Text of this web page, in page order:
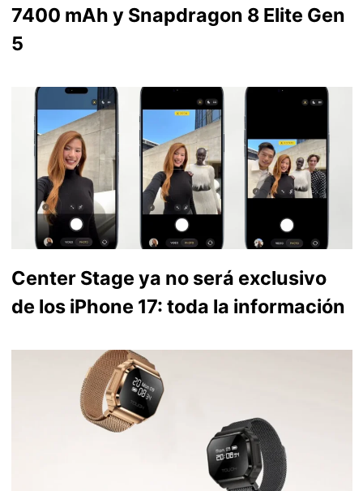
7400 mAh y Snapdragon 8 Elite Gen
5
Center Stage ya no será exclusivo
de los iPhone 17: toda la información